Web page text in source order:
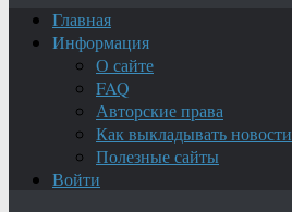
Главная
Информация
О сайте
FAQ
Авторские права
Как выкладывать новости
Полезные сайты
Войти